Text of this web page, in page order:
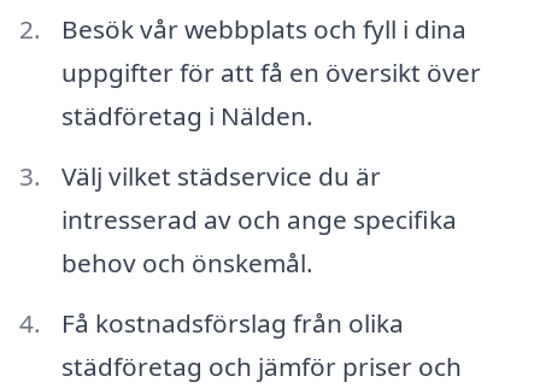
Besök vår webbplats och fyll i dina
uppgifter för att få en översikt över
städföretag i Nälden.
Välj vilket städservice du är
intresserad av och ange specifika
behov och önskemål.
Få kostnadsförslag från olika
städföretag och jämför priser och